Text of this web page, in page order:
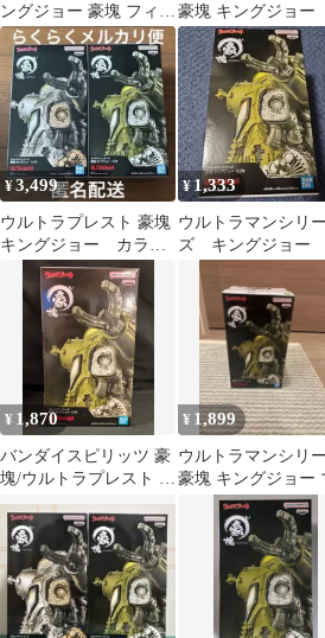
ングジョー 豪塊 フィギ
ュア 3個セット SF7H10
c101
豪塊 キングジョー
マットカラー】
¥3,499
ウルトラプレスト 豪塊
キングジョー カラー
A.B 計2体セット
¥ 1,333
ウルトラマンシリー
ズ キングジョー
B(マットカラーver.)
¥ 1,870
バンダイスピリッツ 豪
塊/ウルトラプレスト ウ
ルトラマンシリーズ キ
ングジョー B
¥ 1,899
ウルトラマンシリ
豪塊 キングジョー
トカラーver. フィギ